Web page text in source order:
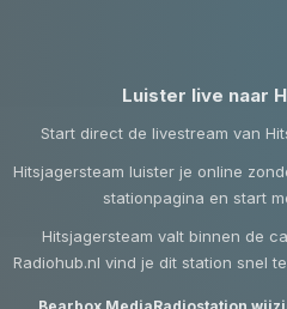
Luister live naar
Start direct de livestream van
Hitsjagersteam luister je online
stationpagina en start
Hitsjagersteam valt binnen de
Radiohub.nl vind je dit station snel